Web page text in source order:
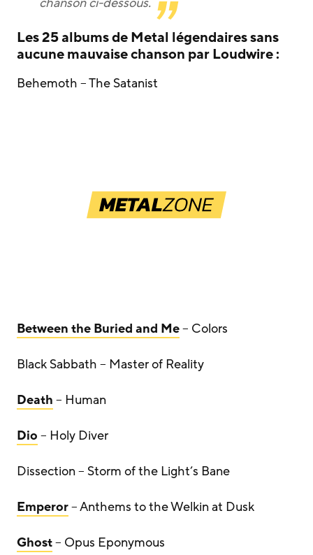
Les 25 albums de Metal légendaires sans
aucune mauvaise chanson par Loudwire :
Behemoth – The Satanist
Between the Buried and Me– Colors
Black Sabbath – Master of Reality
Death – Human
Dio – Holy Diver
Dissection – Storm of the Light’s Bane
Emperor– Anthems to the Welkin at Dusk
Ghost– Opus Eponymous